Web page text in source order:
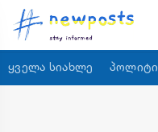
ყველა სიახლე